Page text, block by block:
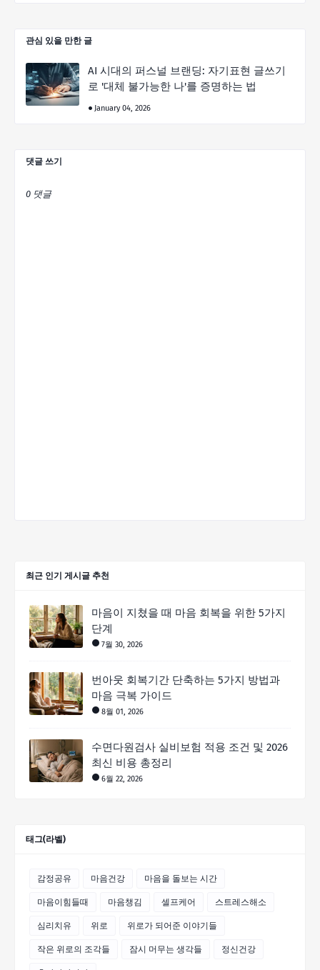
관심 있을 만한 글
AI 시대의 퍼스널 브랜딩: 자기표현 글쓰기
로 '대체 불가능한 나'를 증명하는 법
January 04, 2026
댓글 쓰기
0 댓글
최근 인기 게시글 추천
마음이 지쳤을 때 마음 회복을 위한 5가지
단계
7월 30, 2026
번아웃 회복기간 단축하는 5가지 방법과
마음 극복 가이드
8월 01, 2026
수면다원검사 실비보험 적용 조건 및 2026
최신 비용 총정리
6월 22, 2026
태그(라벨)
감정공유 마음건강 마음을 돌보는 시간
마음이힘들때 마음챙김 셀프케어 스트레스해소
심리치유 위로 위로가 되어준 이야기들
작은 위로의 조각들 잠시 머무는 생각들 정신건강